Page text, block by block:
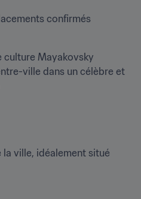
confirmés
culture Mayakovsky
ville dans un célèbre et
ville, idéalement situé